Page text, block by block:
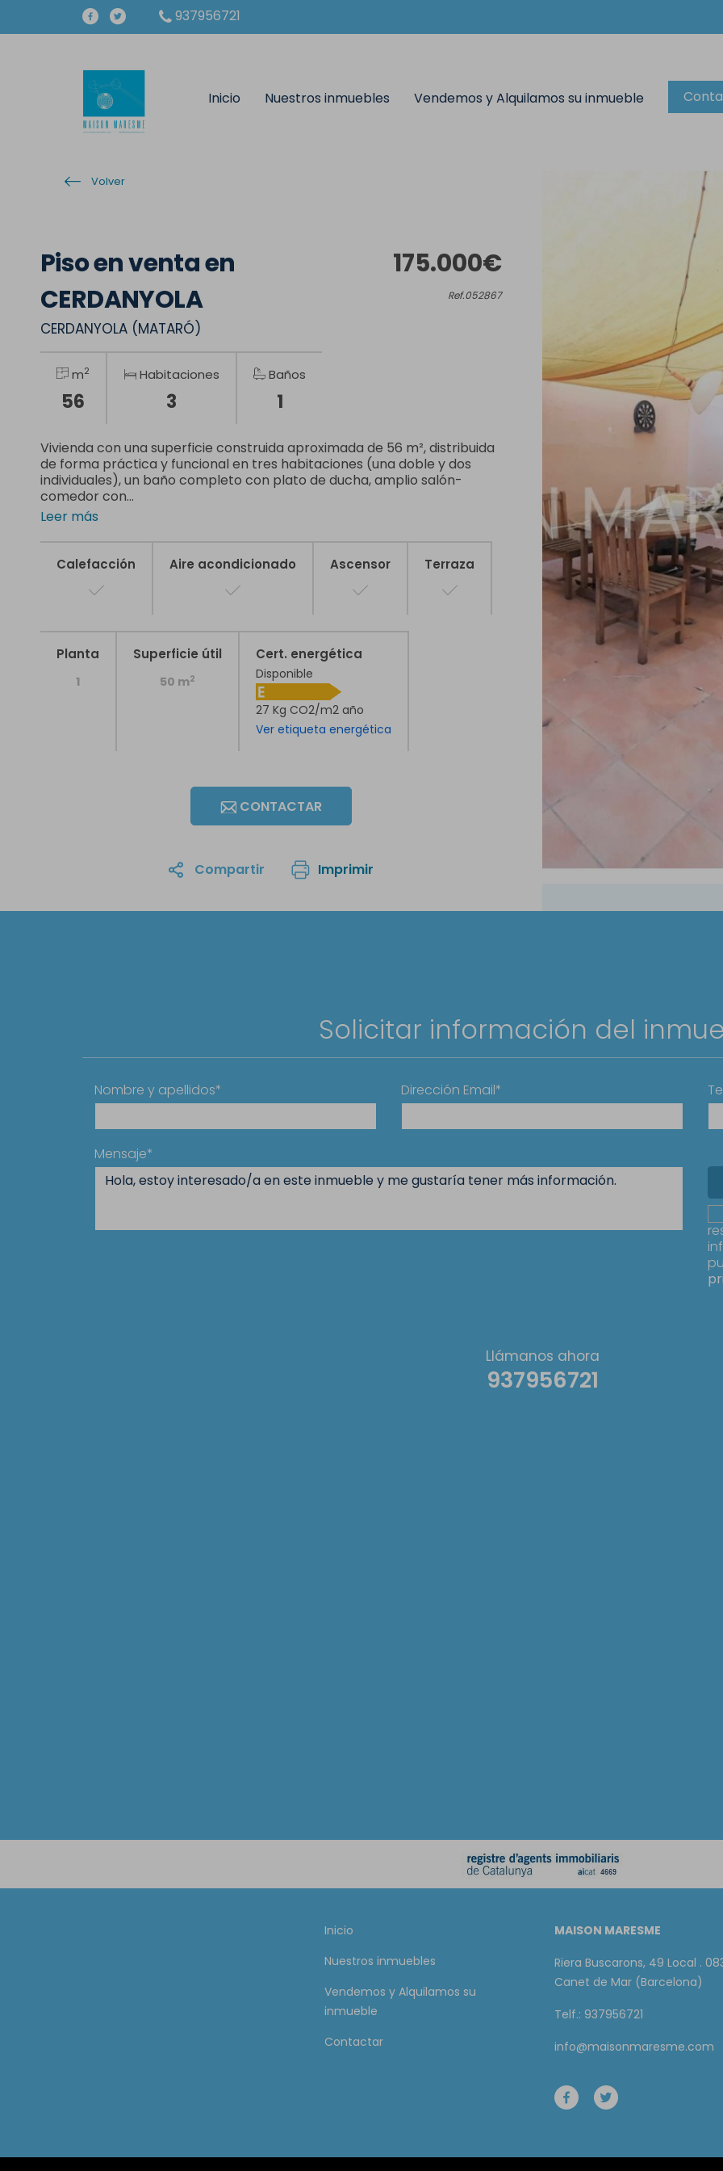
937956721
Inicio Nuestros inmuebles Vendemos y Alquilamos su inmueble
Volver
Piso en venta en
CERDANYOLA
CERDANYOLA (MATARÓ)
175.000€
Ref.052867
m2
56
Habitaciones
3
Baños
1
Vivienda con una superficie construida aproximada de 56 m², distribuida
de forma práctica y funcional en tres habitaciones (una doble y dos
individuales), un baño completo con plato de ducha, amplio salón-
comedor con...
Leer más
Calefacción Aire acondicionado Ascensor Terraza
Planta
1
Superficie útil
50 m2
Cert. energética
Disponible
27 Kg CO2/m2 año
Ver etiqueta energética
CONTACTAR
Compartir Imprimir
Solicitar información del
Nombre y apellidos* Dirección Email*
Mensaje*
Llámanos ahora
937956721
Inicio
Nuestros inmuebles
Vendemos y Alquilamos su
inmueble
Contactar
MAISON MARESME
Riera Buscarons, 49 Local .
Canet de Mar (Barcelona)
Telf.: 937956721
info@maisonmaresme.com